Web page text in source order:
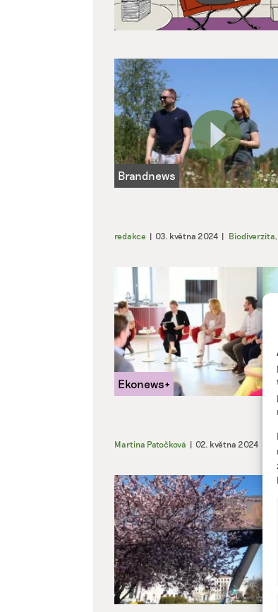
redakce | 03. května 2024 | Biodiverzita
Martina Patočková | 02. května 2024